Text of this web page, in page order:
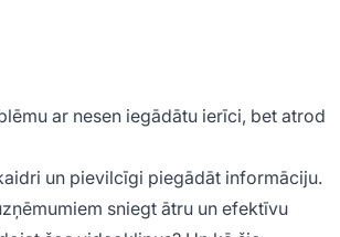
ar nesen iegādātu ierīci, bet atrod
un pievilcīgi piegādāt informāciju.
sniegt ātru un efektīvu